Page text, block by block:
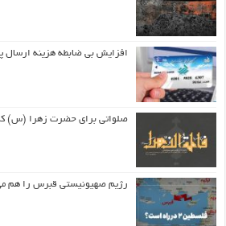
افزایش بی ضابطه هزینه ارسال
صلواتی برای حضرت زهرا (س)
رژیم صهیونیستی قبرس را هم